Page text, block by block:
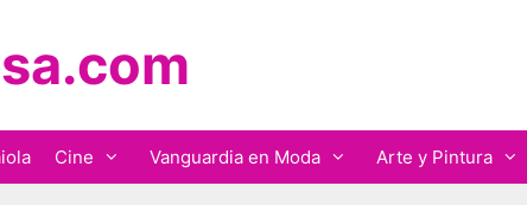
Cine Vanguardia en Moda Arte y Pintura